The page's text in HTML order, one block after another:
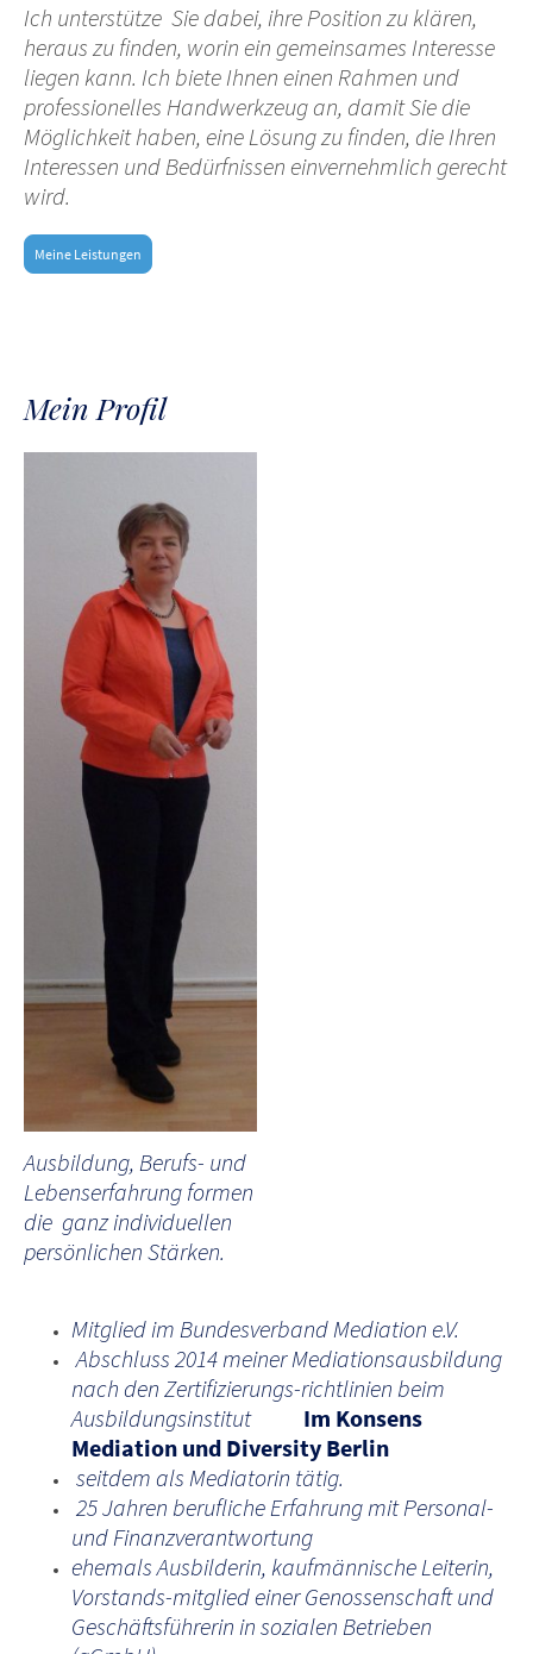
Ich unterstütze Sie dabei, ihre Position zu klären,
heraus zu finden, worin ein gemeinsames Interesse
liegen kann. Ich biete Ihnen einen Rahmen und
professionelles Handwerkzeug an, damit Sie die
Möglichkeit haben, eine Lösung zu finden, die Ihren
Interessen und Bedürfnissen einvernehmlich gerecht
wird.
Meine Leistungen
Mein Profil
Ausbildung, Berufs- und
Lebenserfahrung formen
die ganz individuellen
persönlichen Stärken.
Mitglied im Bundesverband Mediation e.V.
Abschluss 2014 meiner Mediationsausbildung
nach den Zertifizierungs-richtlinien beim
Ausbildungsinstitut Im Konsens
Mediation und Diversity Berlin
seitdem als Mediatorin tätig.
25 Jahren berufliche Erfahrung mit Personal-
und Finanzverantwortung
ehemals Ausbilderin, kaufmännische Leiterin,
Vorstands-mitglied einer Genossenschaft und
Geschäftsführerin in sozialen Betrieben